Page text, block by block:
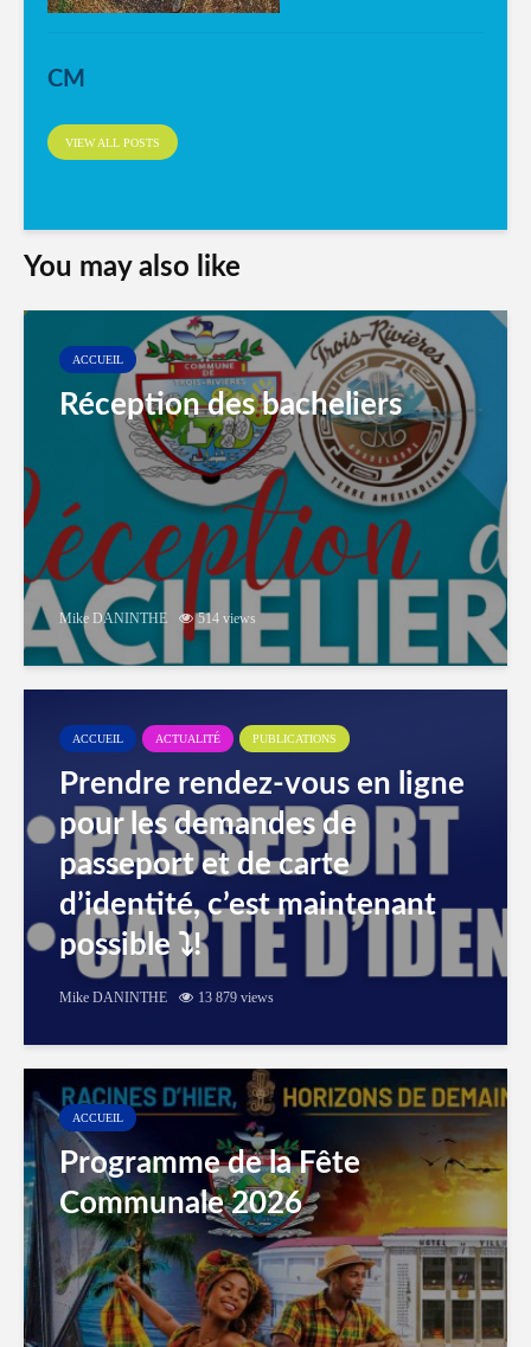
CM
VIEW ALL POSTS
You may also like
ACCUEIL
Réception des bacheliers
Mike DANINTHE 514 views
ACCUEIL ACTUALITÉ PUBLICATIONS
Prendre rendez-vous en ligne
pour les demandes de
passeport et de carte
d’identité, c’est maintenant
possible ⤵️!
Mike DANINTHE 13 879 views
ACCUEIL
Programme de la Fête
Communale 2026